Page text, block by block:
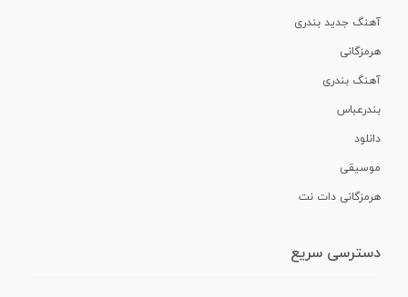
آهنگ جدید بندری
هرمزگانی
آهنگ بندری
بندرعباس
دانلود
موسیقی
هرمزگانی دات نت
دسترسی سریع